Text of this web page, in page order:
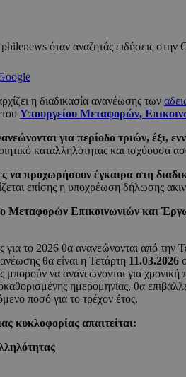
όταν αναζητάς ειδήσεις στην
η διαδικασία ανανέωσης των
Υπουργείου Μεταφορών,
για περίοδο τριών, έξι,
καταλληλότητας και ισχύουσα
προχωρήσουν έγκαιρα στη
επίσης η υποχρέωση δήλωσης
Μεταφορών Επικοινωνιών και
για το 2026 θα ανανεώνονται από την
θα είναι η Τετάρτη 11.03.2026
μπορούν να ανανεώνονται για
ημερομηνίας, θα
ποσό για το τρέχον έτος.
κυκλοφορίας απαιτείται: